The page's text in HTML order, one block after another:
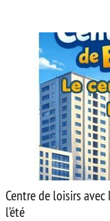
Centre de loisirs
l’été